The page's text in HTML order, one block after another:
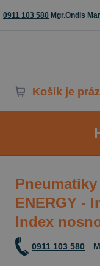
0911 103 580 Mgr.Ondis
Košík je
Pneumatiky
ENERGY -
Index
0911 103 580